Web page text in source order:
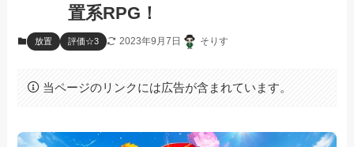
置系RPG！
放置 評価☆3 2023年9月7日 そりす
当ページのリンクには広告が含まれています。